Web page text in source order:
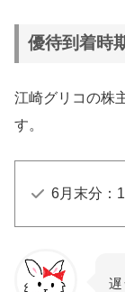
優待到着時
江崎グリコの株
す。
6月末分：
遅